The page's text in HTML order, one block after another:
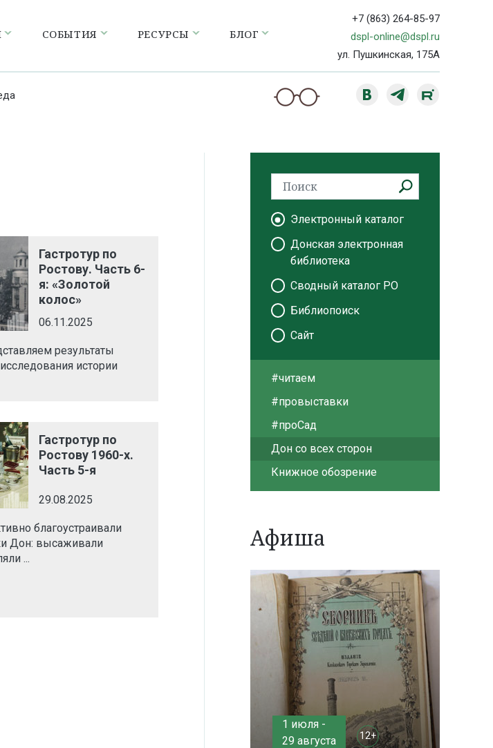
СОБЫТИЯ РЕСУРСЫ БЛОГ
+7 (863) 264-85-97
dspl-online@dspl.ru
ул. Пушкинская, 175А
Гастротур по
Ростову. Часть 6-
я: «Золотой
колос»
06.11.2025
результаты
истории
Гастротур по
Ростову 1960-х.
Часть 5-я
29.08.2025
благоустраивали
Дон: высаживали
...
Электронный каталог
Донская электронная
библиотека
Сводный каталог РО
Библиопоиск
Сайт
#читаем
#провыставки
#проСад
Дон со всех сторон
Книжное обозрение
Афиша
1 июля -
29 августа
12+